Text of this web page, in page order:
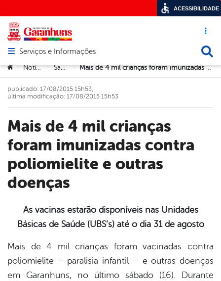
Acesso
Abrir menu principal de navegação
Serviços e Informações
Você está aqui:
> Notícias > Saúde > Mais de 4 mil crianças foram imunizadas contra poliomielite e outras doenças
Mais de 4 mil crianças
foram imunizadas contra
poliomielite e outras
doenças
publicado: 17/08/2015 15h53,
última modificação: 17/08/2015 15h53
As vacinas estarão disponíveis nas Unidades
Básicas de Saúde (UBS’s) até o dia 31 de agosto
Mais de 4 mil crianças foram vacinadas contra
poliomielite – paralisia infantil – e outras doenças
em Garanhuns, no último sábado (16). Durante
ACESSIBILIDADE